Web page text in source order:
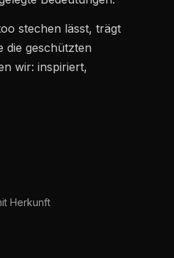
stechen lässt, trägt
die geschützten
wir: inspiriert,
Herkunft